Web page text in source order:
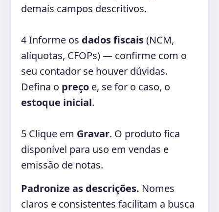
demais campos descritivos.
4Informe os dados fiscais(NCM,
alíquotas, CFOPs) — confirme com o
seu contador se houver dúvidas.
Defina o preço e, se for o caso, o
estoque inicial.
5 Clique em Gravar. O produto fica
disponível para uso em vendas e
emissão de notas.
Padronize as descrições. Nomes
claros e consistentes facilitam a busca